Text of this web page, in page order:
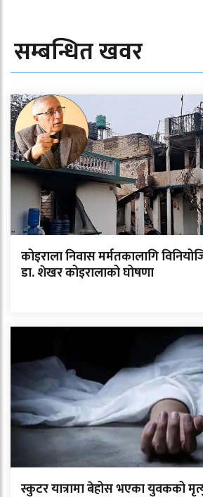
सम्बन्धित खवर
कोइराला निवास मर्मतकालागि
डा. शेखर कोइरालाको घोषणा
स्कुटर यात्रामा बेहोस भएका युवकको